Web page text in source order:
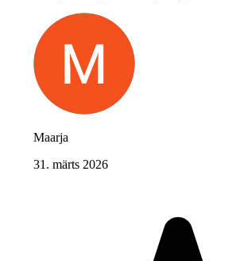
Maarja
31. märts 2026